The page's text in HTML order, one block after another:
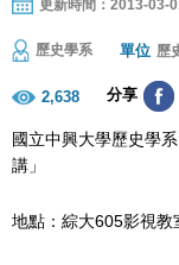
更新時間：2013-03-
歷史學系 單位 歷
2,638 分享
國立中興大學歷史學
講」
地點：綜大605影視教